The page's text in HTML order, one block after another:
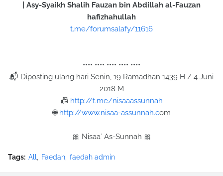
| Asy-Syaikh Shalih Fauzan bin Abdillah al-Fauzan
hafizhahullah
t.me/forumsalafy/11616
•••• •••• •••• •••• ••••
📬 Diposting ulang hari Senin, 19 Ramadhan 1439 H / 4 Juni
2018 M
📠 http://t.me/nisaaassunnah
🌐http://www.nisaa-assunnah.com
🎀 Nisaa` As-Sunnah 🎀
Tags: All Faedah faedah admin